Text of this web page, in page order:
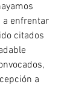
a enfrentar
citados
a